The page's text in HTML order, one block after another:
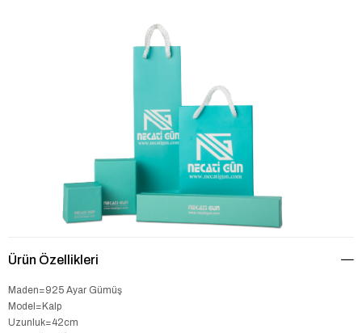
Ürün Özellikleri
Maden=925 Ayar Gümüş
Model=Kalp
Uzunluk=42cm